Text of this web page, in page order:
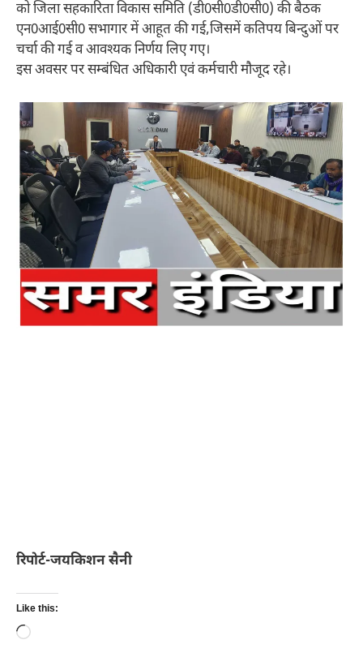
को जिला सहकारिता विकास समिति (डी0सी0डी0सी0) की बैठक
एन0आई0सी0 सभागार में आहूत की गई,जिसमें कतिपय बिन्दुओं पर
चर्चा की गई व आवश्यक निर्णय लिए गए।
इस अवसर पर सम्बंधित अधिकारी एवं कर्मचारी मौजूद रहे।
रिपोर्ट-जयकिशन सैनी
Like this:
Loading…